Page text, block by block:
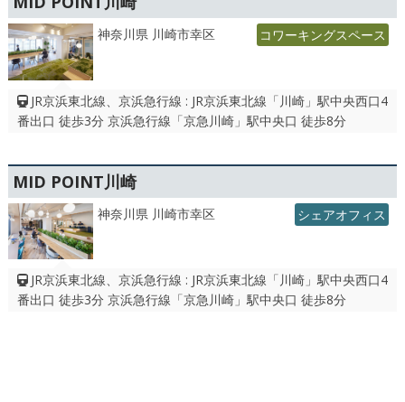
神奈川県 川崎市幸区 コワーキングスペース
JR京浜東北線、京浜急行線 : JR京浜東北線「川崎」駅中央⻄⼝4
番出⼝ 徒歩3分 京浜急行線「京急川崎」駅中央⼝ 徒歩8分
MID POINT川崎
神奈川県 川崎市幸区 シェアオフィス
JR京浜東北線、京浜急行線 : JR京浜東北線「川崎」駅中央⻄⼝4
番出⼝ 徒歩3分 京浜急行線「京急川崎」駅中央⼝ 徒歩8分